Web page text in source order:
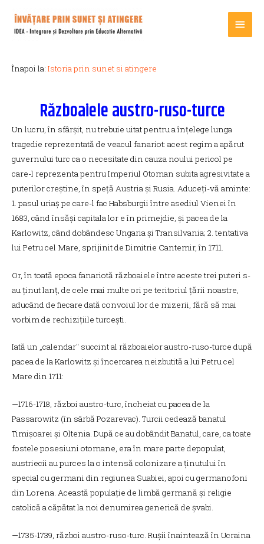
Main
Înapoi la: Istoria prin sunet si atingere
Războaiele austro-ruso-turce
Un lucru, în sfârșit, nu trebuie uitat pentru a înțelege lunga
tragedie reprezentată de veacul fanariot: acest regim a apărut
guvernului turc ca o necesitate din cauza noului pericol pe
care-l reprezenta pentru Imperiul Otoman subita agresivitate a
puterilor creștine, în speță Austria și Rusia. Aduceți-vă aminte:
1. pasul uriaș pe care-l fac Habsburgii între asediul Vienei în
1683, când însăși capitala lor e în primejdie, și pacea de la
Karlowitz, când dobândesc Ungaria și Transilvania; 2. tentativa
lui Petru cel Mare, sprijinit de Dimitrie Cantemir, în 1711.
Or, în toată epoca fanariotă războaiele între aceste trei puteri s-
au ținut lanț, de cele mai multe ori pe teritoriul țării noastre,
aducând de fiecare dată convoiul lor de mizerii, fără să mai
vorbim de rechizițiile turcești.
Iată un „calendar" succint al războaielor austro-ruso-turce după
pacea de la Karlowitz și încercarea neizbutită a lui Petru cel
Mare din 1711:
—1716-1718, război austro-turc, încheiat cu pacea de la
Passarowitz (în sârbă Pozarevac). Turcii cedează banatul
Timișoarei și Oltenia. După ce au dobândit Banatul, care, ca toate
fostele posesiuni otomane, era în mare parte depopulat,
austriecii au purces la o intensă colonizare a ținutului în
special cu germani din regiunea Suabiei, apoi cu germanofoni
din Lorena. Această populație de limbă germană și religie
catolică a căpătat la noi denumirea generică de șvabi.
—1735-1739, război austro-ruso-turc. Rușii înaintează în Ucraina